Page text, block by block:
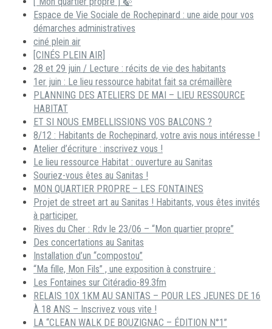
Espace de Vie Sociale de Rochepinard : une aide pour vos
démarches administratives
ciné plein air
[CINÉS PLEIN AIR]
28 et 29 juin / Lecture : récits de vie des habitants
1er juin : Le lieu ressource habitat fait sa crémaillère
PLANNING DES ATELIERS DE MAI – LIEU RESSOURCE
HABITAT
ET SI NOUS EMBELLISSIONS VOS BALCONS ?
8/12 : Habitants de Rochepinard, votre avis nous intéresse !
Atelier d’écriture : inscrivez vous !
Le lieu ressource Habitat : ouverture au Sanitas
Souriez-vous êtes au Sanitas !
MON QUARTIER PROPRE – LES FONTAINES
Projet de street art au Sanitas ! Habitants, vous êtes invités
à participer.
Rives du Cher : Rdv le 23/06 – “Mon quartier propre”
Des concertations au Sanitas
Installation d’un “compostou”
“Ma fille, Mon Fils” , une exposition à construire :
Les Fontaines sur Citéradio-89.3fm
RELAIS 10X 1KM AU SANITAS – POUR LES JEUNES DE 16
À 18 ANS – Inscrivez vous vite !
LA “CLEAN WALK DE BOUZIGNAC – ÉDITION N°1”